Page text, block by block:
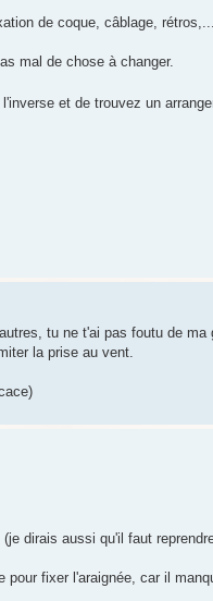
de coque, câblage,
mal de chose à changer.
et de trouvez un
tu ne t'ai pas foutu de ma
la prise au vent.
dirais aussi qu'il faut
fixer l'araignée, car il